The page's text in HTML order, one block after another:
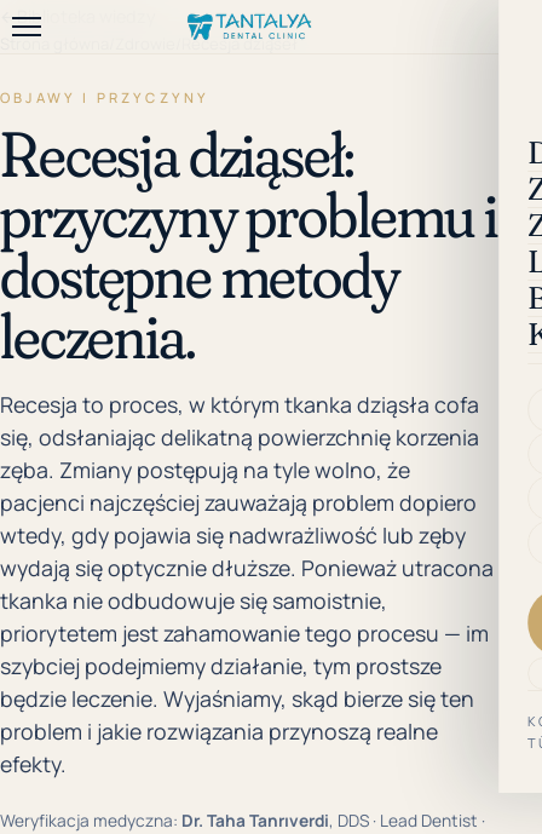
←Biblioteka wiedzy
Strona główna Recesja dziąseł
OBJAWY I PRZYCZYNY
Recesja dziąseł:
przyczyny problemu i
dostępne metody
leczenia.
Recesja to proces, w którym tkanka dziąsła cofa
się, odsłaniając delikatną powierzchnię korzenia
zęba. Zmiany postępują na tyle wolno, że
pacjenci najczęściej zauważają problem dopiero
wtedy, gdy pojawia się nadwrażliwość lub zęby
wydają się optycznie dłuższe. Ponieważ utracona
tkanka nie odbudowuje się samoistnie,
priorytetem jest zahamowanie tego procesu — im
szybciej podejmiemy działanie, tym prostsze
będzie leczenie. Wyjaśniamy, skąd bierze się ten
problem i jakie rozwiązania przynoszą realne
efekty.
Weryfikacja medyczna: Dr. Taha Tanrıverdi, DDS · Lead Dentist ·